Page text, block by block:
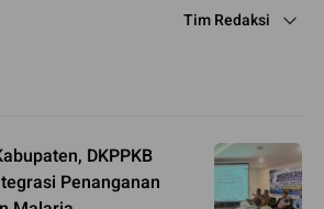
Tim Redaksi
DKPPKB
Penanganan